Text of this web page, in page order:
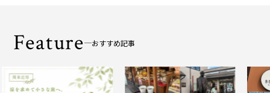
Feature おすすめ記事